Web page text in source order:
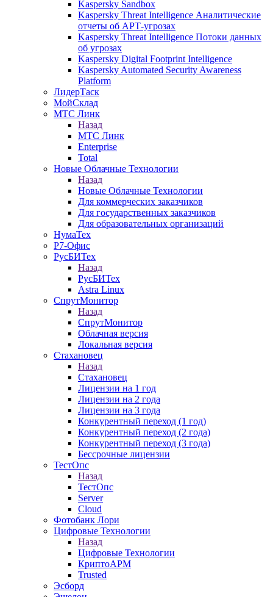
Kaspersky Sandbox
Kaspersky Threat Intelligence Аналитические
отчеты об АРТ-угрозах
Kaspersky Threat Intelligence Потоки данных
об угрозах
Kaspersky Digital Footprint Intelligence
Kaspersky Automated Security Awareness
Platform
ЛидерТаск
МойСклад
МТС Линк
Назад
МТС Линк
Enterprise
Total
Новые Облачные Технологии
Назад
Новые Облачные Технологии
Для коммерческих заказчиков
Для государственных заказчиков
Для образовательных организаций
НумаТех
Р7-Офис
РусБИТех
Назад
РусБИТех
Astra Linux
СпрутМонитор
Назад
СпрутМонитор
Облачная версия
Локальная версия
Стахановец
Назад
Стахановец
Лицензии на 1 год
Лицензии на 2 года
Лицензии на 3 года
Конкурентный переход (1 год)
Конкурентный переход (2 года)
Конкурентный переход (3 года)
Бессрочные лицензии
ТестОпс
Назад
ТестОпс
Server
Cloud
Фотобанк Лори
Цифровые Технологии
Назад
Цифровые Технологии
КриптоАРМ
Trusted
Эсборд